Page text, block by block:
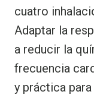
cuatro
Adaptar la
a reducir la
frecuencia
y práctica